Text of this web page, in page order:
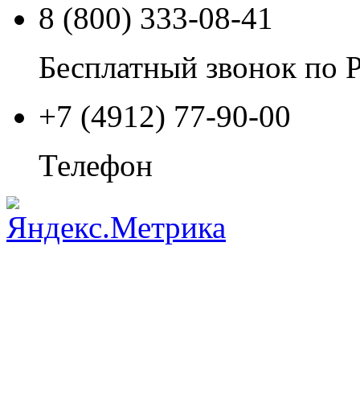
8 (800) 333-08-41
Бесплатный звонок по
+7 (4912) 77-90-00
Телефон